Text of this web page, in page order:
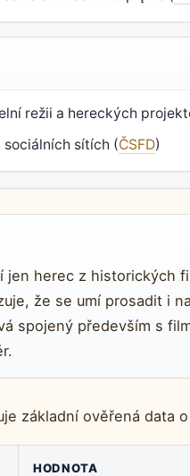
režii a hereckých
sítích (ČSFD)
jen herec z historických
že se umí prosadit i
spojený především s
základní ověřená data
HODNOTA